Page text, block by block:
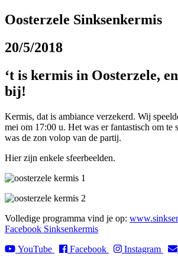
Oosterzele Sinksenkermis
20/5/2018
‘t is kermis in Oosterzele,
bij!
Kermis, dat is ambiance verzekerd. Wij
mei om 17:00 u. Het was er fantastisch om te
was de zon volop van de partij.
Hier zijn enkele sfeerbeelden.
Volledige programma vind je op:
Facebook Sinksenkermis
YouTube
Facebook Instagram